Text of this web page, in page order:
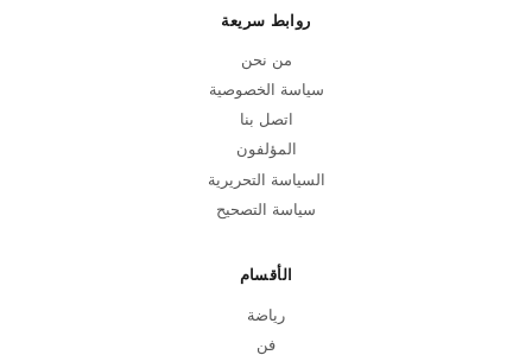
روابط سريعة
من نحن
سياسة الخصوصية
اتصل بنا
المؤلفون
السياسة التحريرية
سياسة التصحيح
الأقسام
رياضة
فن